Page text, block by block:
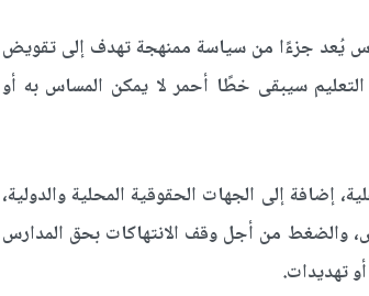
يُعد جزءًا من سياسة ممنهجة تهدف إلى تقويض
التعليم سيبقى خطًا أحمر لا يمكن المساس به أو
إضافة إلى الجهات الحقوقية المحلية والدولية،
والضغط من أجل وقف الانتهاكات بحق المدارس
تهديدات.